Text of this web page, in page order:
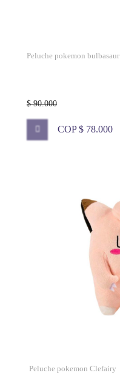
Peluche pokemon bulbasaur
$ 90.000
COP $ 78.000
Peluche pokemon Clefairy